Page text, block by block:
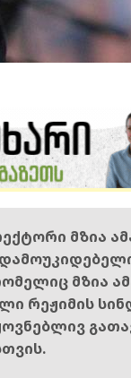
მზია
მზია
რეჟიმის